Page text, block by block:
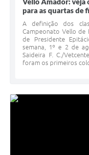
para as quartas de
A definição dos
Campeonato Vello de
de Presidente
semana, 1º e 2 de
Saideira F. C./
foram os primeiros